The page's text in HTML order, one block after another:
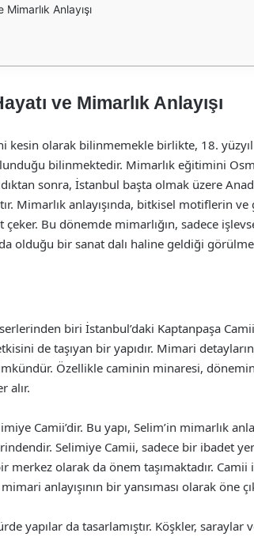
Anlayışı
ve Mimarlık Anlayışı
kesin olarak bilinmemekle birlikte, 18.
bilinmektedir. Mimarlık eğitimini
sonra, İstanbul başta olmak üzere
Mimarlık anlayışında, bitkisel motiflerin
çeker. Bu dönemde mimarlığın, sadece
olduğu bir sanat dalı haline geldiği
biri İstanbul’daki Kaptanpaşa
de taşıyan bir yapıdır. Mimari
Özellikle caminin minaresi,
alır.
Camii’dir. Bu yapı, Selim’in mimarlık
Selimiye Camii, sadece bir ibadet
merkez olarak da önem taşımaktadır.
anlayışının bir yansıması olarak öne
yapılar da tasarlamıştır. Köşkler,